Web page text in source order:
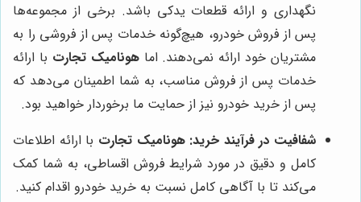
نگهداری و ارائه قطعات یدکی باشد. برخی از مجموعه‌ها
پس از فروش خودرو، هیچ‌گونه خدمات پس از فروشی را به
مشتریان خود ارائه نمی‌دهند. اماهونامیک تجارت با ارائه
خدمات پس از فروش مناسب، به شما اطمینان می‌دهد که
پس از خرید خودرو نیز از حمایت ما برخوردار خواهید بود.
شفافیت در فرآیند خرید: هونامیک تجارت با ارائه اطلاعات
کامل و دقیق در مورد شرایط فروش اقساطی، به شما کمک
می‌کند تا با آگاهی کامل نسبت به خرید خودرو اقدام کنید.